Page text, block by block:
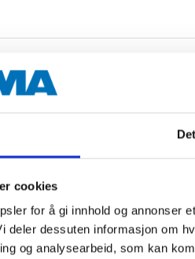
cookies
for å gi innhold og annonser
deler dessuten informasjon om
og analysearbeid, som kan
Andre